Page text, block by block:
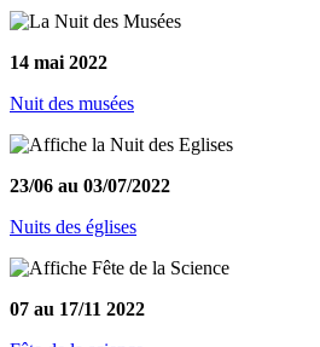
14 mai 2022
Nuit des musées
23/06 au 03/07/2022
Nuits des églises
07 au 17/11 2022